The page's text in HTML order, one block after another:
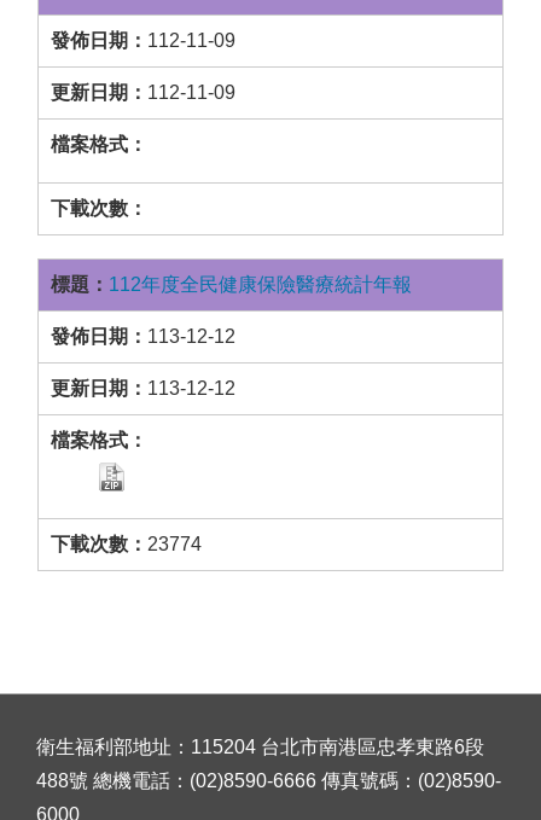
112-11-09
112-11-09
112年度全民健康保險醫療統計年報
113-12-12
113-12-12
23774
衛生福利部地址：115204 台北市南港區忠孝東路6段
488號 總機電話：(02)8590-6666 傳真號碼：(02)8590-
6000